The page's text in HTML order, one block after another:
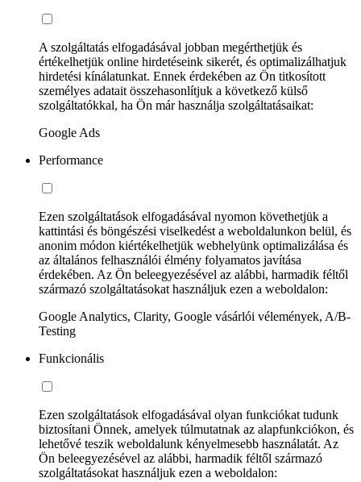
A szolgáltatás elfogadásával jobban megérthetjük és
értékelhetjük online hirdetéseink sikerét, és optimalizálhatjuk
hirdetési kínálatunkat. Ennek érdekében az Ön titkosított
személyes adatait összehasonlítjuk a következő külső
szolgáltatókkal, ha Ön már használja szolgáltatásaikat:
Google Ads
Performance
Ezen szolgáltatások elfogadásával nyomon követhetjük a
kattintási és böngészési viselkedést a weboldalunkon belül, és
anonim módon kiértékelhetjük webhelyünk optimalizálása és
az általános felhasználói élmény folyamatos javítása
érdekében. Az Ön beleegyezésével az alábbi, harmadik féltől
származó szolgáltatásokat használjuk ezen a weboldalon:
Google Analytics, Clarity, Google vásárlói vélemények, A/B-
Testing
Funkcionális
Ezen szolgáltatások elfogadásával olyan funkciókat tudunk
biztosítani Önnek, amelyek túlmutatnak az alapfunkciókon, és
lehetővé teszik weboldalunk kényelmesebb használatát. Az
Ön beleegyezésével az alábbi, harmadik féltől származó
szolgáltatásokat használjuk ezen a weboldalon: